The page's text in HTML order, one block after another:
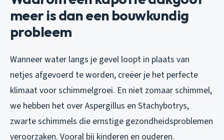
meer is dan een bouwkundig
probleem
Wanneer water langs je gevel loopt in plaats van
netjes afgevoerd te worden, creëer je het perfecte
klimaat voor schimmelgroei. En niet zomaar schimmel,
we hebben het overAspergillus en Stachybotrys,
zwarte schimmels die ernstige gezondheidsproblemen
veroorzaken. Vooral bij kinderen en ouderen.